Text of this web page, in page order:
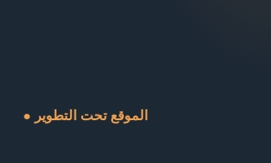
● الموقع تحت التطوير